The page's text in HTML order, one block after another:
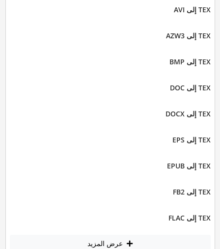
TEX إلى AVI
TEX إلى AZW3
TEX إلى BMP
TEX إلى DOC
TEX إلى DOCX
TEX إلى EPS
TEX إلى EPUB
TEX إلى FB2
TEX إلى FLAC
عرض المزيد